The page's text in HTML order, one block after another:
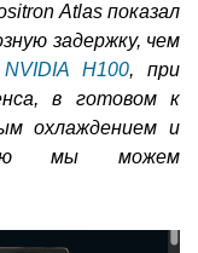
Atlas показал
задержку, чем
NVIDIA H100, при
в готовом к
охлаждением и
мы можем